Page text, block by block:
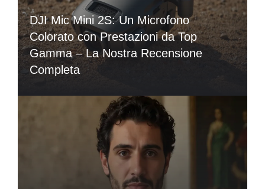
DJI Mic Mini 2S: Un Microfono
Colorato con Prestazioni da Top
Gamma – La Nostra Recensione
Completa